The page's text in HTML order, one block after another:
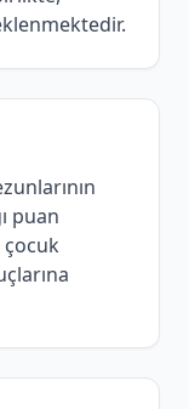
puan